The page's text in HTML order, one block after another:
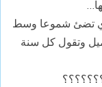
تضئ شموعا وسط
وتقول كل سنة